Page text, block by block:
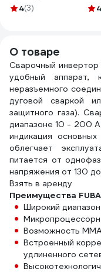
кв.мм, СКР 10-25,
4(3)
О товаре
Сварочный
удобный аппарат,
неразъемного
дуговой сваркой
защитного газа).
диапазоне 10 - 200
индикация
облегчает
питается от
напряжения от 130
Взять в аренду
Преимущества
Широкий
Возможность
Встроенный
удлиненного